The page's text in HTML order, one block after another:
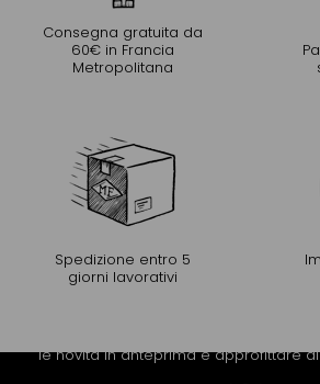
Consegna gratuita da
60€ in Francia
Metropolitana
Spedizione entro 5
giorni lavorativi
le novità in anteprima e approfittare